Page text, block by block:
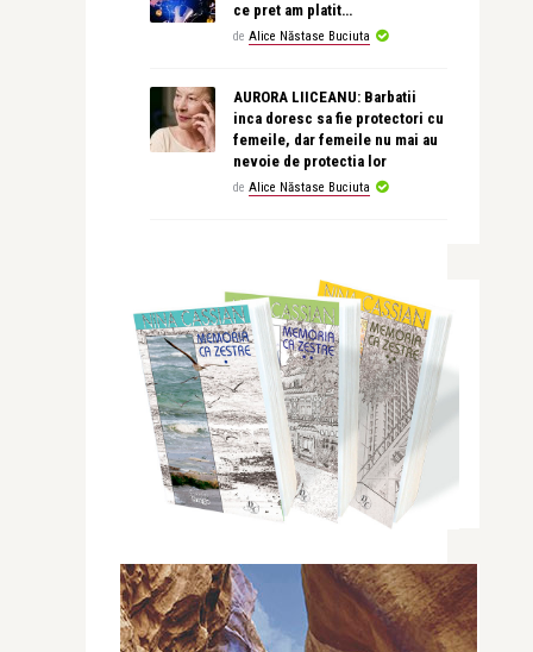
ce pret am platit…
de Alice Năstase Buciuta
AURORA LIICEANU: Barbatii
inca doresc sa fie protectori cu
femeile, dar femeile nu mai au
nevoie de protectia lor
de Alice Năstase Buciuta